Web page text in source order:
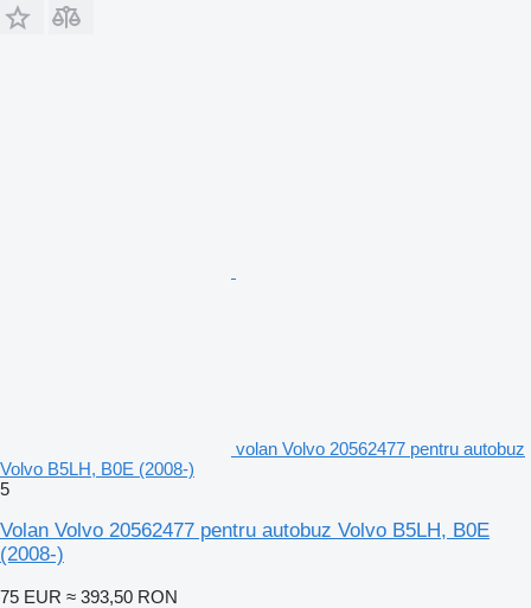
volan Volvo 20562477 pentru autobuz
Volvo B5LH, B0E (2008-)
5
Volan Volvo 20562477 pentru autobuz Volvo B5LH, B0E
(2008-)
75 EUR ≈ 393,50 RON